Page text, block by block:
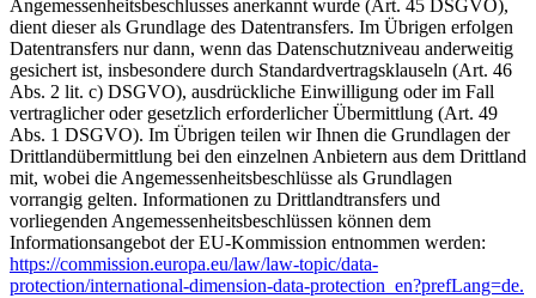
Angemessenheitsbeschlusses anerkannt wurde (Art. 45 DSGVO),
dient dieser als Grundlage des Datentransfers. Im Übrigen erfolgen
Datentransfers nur dann, wenn das Datenschutzniveau anderweitig
gesichert ist, insbesondere durch Standardvertragsklauseln (Art. 46
Abs. 2 lit. c) DSGVO), ausdrückliche Einwilligung oder im Fall
vertraglicher oder gesetzlich erforderlicher Übermittlung (Art. 49
Abs. 1 DSGVO). Im Übrigen teilen wir Ihnen die Grundlagen der
Drittlandübermittlung bei den einzelnen Anbietern aus dem Drittland
mit, wobei die Angemessenheitsbeschlüsse als Grundlagen
vorrangig gelten. Informationen zu Drittlandtransfers und
vorliegenden Angemessenheitsbeschlüssen können dem
Informationsangebot der EU-Kommission entnommen werden:
https://commission.europa.eu/law/law-topic/data-
protection/international-dimension-data-protection_en?prefLang=de.